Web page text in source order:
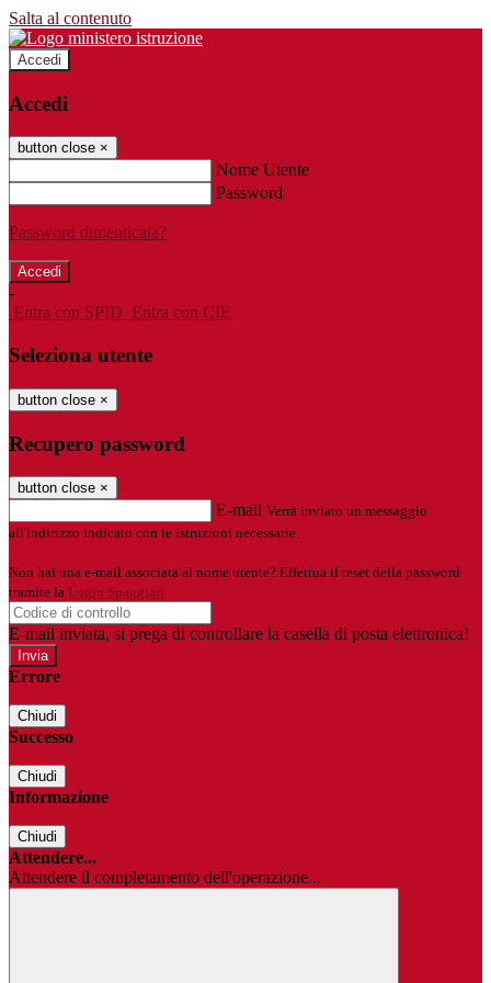
Salta al contenuto
Accedi
Accedi
button close ×
Nome Utente
Password
Password dimenticata?
-
Entra con SPID Entra con CIE
Seleziona utente
button close ×
Recupero password
button close ×
E-mail Verrà inviato un messaggio
all'indirizzo indicato con le istruzioni necessarie.
Non hai una e-mail associata al nome utente? Effettua il reset della password
tramite la Login Spaggiari
E-mail inviata, si prega di controllare la casella di posta elettronica!
Errore
Chiudi
Successo
Chiudi
Informazione
Chiudi
Attendere...
Attendere il completamento dell'operazione...